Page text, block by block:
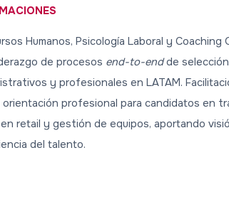
Humanos, Psicología Laboral y Coaching
de procesos end-to-endde
y profesionales en LATAM.
orientación profesional para candidatos en
retail y gestión de equipos, aportando
del talento.